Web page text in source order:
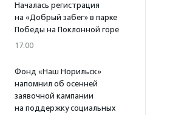
Началась регистрация
на «Добрый забег» в парке
Победы на Поклонной горе
17:00
Фонд «Наш Норильск»
напомнил об осенней
заявочной кампании
на поддержку социальных